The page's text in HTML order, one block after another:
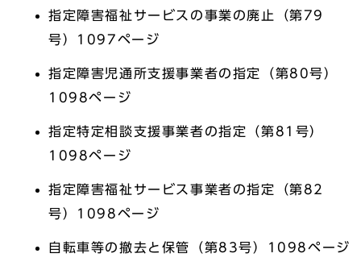
指定障害福祉サービスの事業の廃止（第79
号）1097ページ
指定障害児通所支援事業者の指定（第80号）
1098ページ
指定特定相談支援事業者の指定（第81号）
1098ページ
指定障害福祉サービス事業者の指定（第82
号）1098ページ
自転車等の撤去と保管（第83号）1098ページ